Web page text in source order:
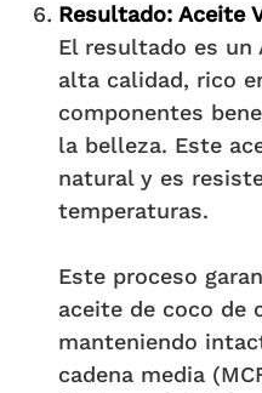
Resultado: Aceite
El resultado es un
alta calidad, rico
componentes
la belleza. Este
natural y es
temperaturas.
Este proceso
aceite de coco de
manteniendo
cadena media